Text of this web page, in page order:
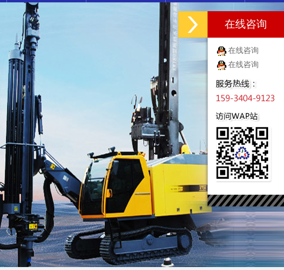
在线咨询
在线咨询
在线咨询